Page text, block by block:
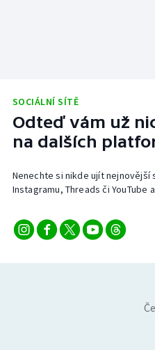
SOCIÁLNÍ SÍTĚ
Odteď vám už
na dalších
Nenechte si nikde ujít nejnovější
Instagramu, Threads či YouTube